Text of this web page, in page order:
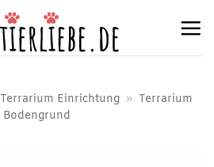
Terrarium Einrichtung » Terrarium
Bodengrund